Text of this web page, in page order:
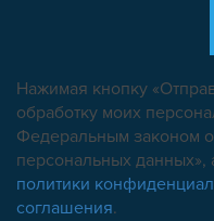
Нажимая кнопку
обработку моих
Федеральным законом
персональных
политики
соглашения.